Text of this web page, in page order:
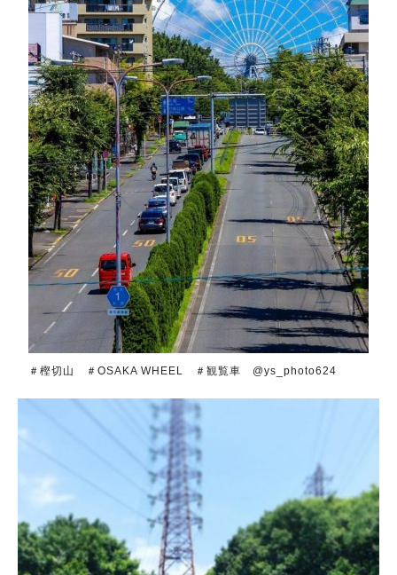
＃樫切山 ＃OSAKA WHEEL ＃観覧車 @ys_photo624